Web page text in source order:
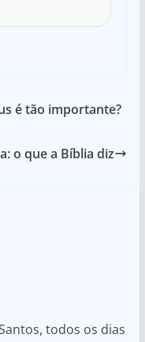
é tão importante?
o que a Bíblia diz
todos os dias